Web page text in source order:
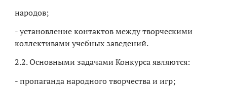
народов;
- установление контактов между творческими
коллективами учебных заведений.
2.2. Основными задачами Конкурса являются:
- пропаганда народного творчества и игр;